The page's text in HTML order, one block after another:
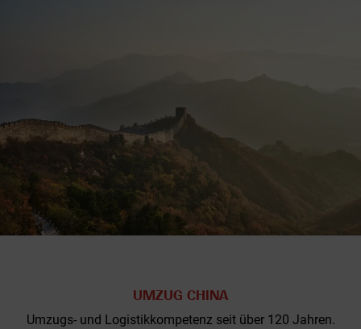
UMZUG CHINA
Umzugs- und Logistikkompetenz seit über 120 Jahren.